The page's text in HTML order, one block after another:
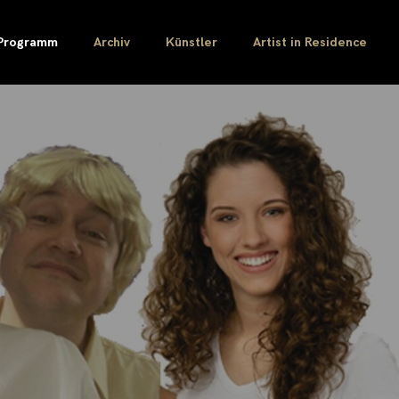
Archiv Künstler Artist in Residence